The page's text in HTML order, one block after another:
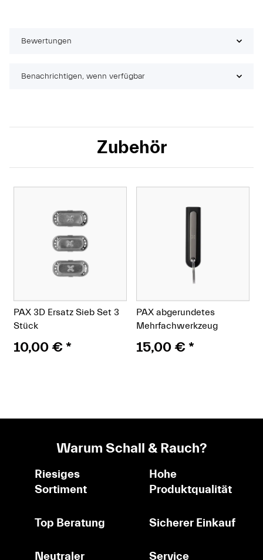
Bewertungen
Benachrichtigen, wenn verfügbar
Zubehör
PAX 3D Ersatz Sieb Set 3
Stück
10,00 €*
PAX abgerundetes
Mehrfachwerkzeug
15,00 €*
Warum Schall & Rauch?
Riesiges
Sortiment
Hohe
Produktqualität
Top Beratung Sicherer Einkauf
Neutraler
Service